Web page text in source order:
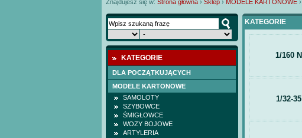
Znajdujesz się w: Strona główna › Sklep › MODELE KARTONOWE ›
KATEGORIE
DLA POCZĄTKUJĄCYCH
MODELE KARTONOWE
SAMOLOTY
SZYBOWCE
ŚMIGŁOWCE
WOZY BOJOWE
ARTYLERIA
KATEGORIE
1/160 N
1/32-35